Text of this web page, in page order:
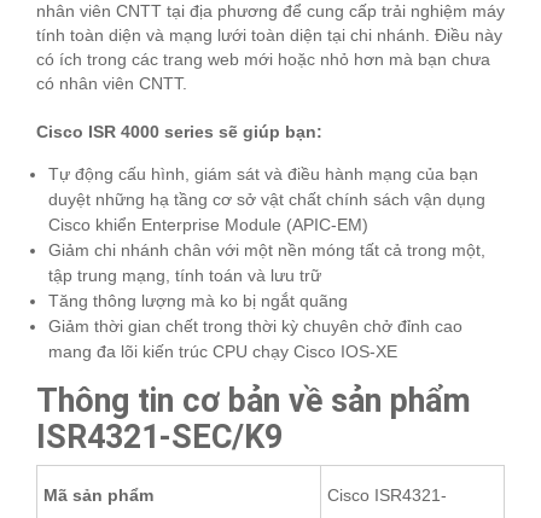
nhân viên CNTT tại địa phương để cung cấp trải nghiệm máy
tính toàn diện và mạng lưới toàn diện tại chi nhánh. Điều này
có ích trong các trang web mới hoặc nhỏ hơn mà bạn chưa
có nhân viên CNTT.
Cisco ISR 4000 series sẽ giúp bạn:
Tự động cấu hình, giám sát và điều hành mạng của bạn
duyệt những hạ tầng cơ sở vật chất chính sách vận dụng
Cisco khiển Enterprise Module (APIC-EM)
Giảm chi nhánh chân với một nền móng tất cả trong một,
tập trung mạng, tính toán và lưu trữ
Tăng thông lượng mà ko bị ngắt quãng
Giảm thời gian chết trong thời kỳ chuyên chở đỉnh cao
mang đa lõi kiến ​​trúc CPU chạy Cisco IOS-XE
Thông tin cơ bản về sản phẩm
ISR4321-SEC/K9
Mã sản phẩm
Cisco ISR4321-